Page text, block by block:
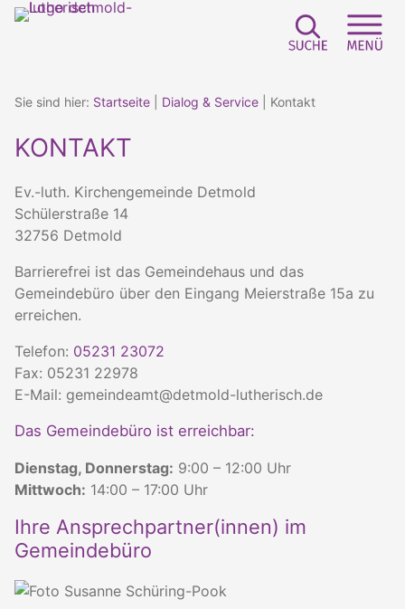
Zum
Sie sind hier: Startseite Dialog & Service Kontakt
KONTAKT
Ev.-luth. Kirchengemeinde Detmold
Schülerstraße 14
32756 Detmold
Barrierefrei ist das Gemeindehaus und das
Gemeindebüro über den Eingang Meierstraße 15a zu
erreichen.
Telefon: 05231 23072
Fax: 05231 22978
E-Mail: gemeindeamt@detmold-lutherisch.de
Das Gemeindebüro ist erreichbar:
Dienstag, Donnerstag: 9:00 – 12:00 Uhr
Mittwoch: 14:00 – 17:00 Uhr
Ihre Ansprechpartner(innen) im
Gemeindebüro